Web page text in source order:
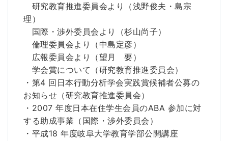
研究教育推進委員会より（浅野俊夫・島宗
理）
国際・渉外委員会より（杉山尚子）
倫理委員会より（中島定彦）
広報委員会より（望月 要）
学会賞について（研究教育推進委員会）
・第4 回日本行動分析学会実践賞候補者公募の
お知らせ（研究教育推進委員会）
・2007 年度日本在住学生会員のABA 参加に対
する助成事業（国際・渉外委員会）
・平成18 年度岐阜大学教育学部公開講座